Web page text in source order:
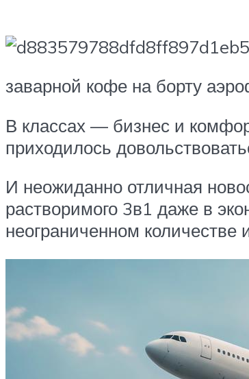
заварной кофе на борту
В классах — бизнес и
приходилось
И неожиданно отличная
растворимого 3в1 даже в
неограниченном количестве